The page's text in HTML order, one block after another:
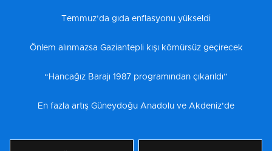
Temmuz’da gıda enflasyonu yükseldi
Önlem alınmazsa Gaziantepli kışı kömürsüz geçirecek
“Hancağız Barajı 1987 programından çıkarıldı”
En fazla artış Güneydoğu Anadolu ve Akdeniz’de